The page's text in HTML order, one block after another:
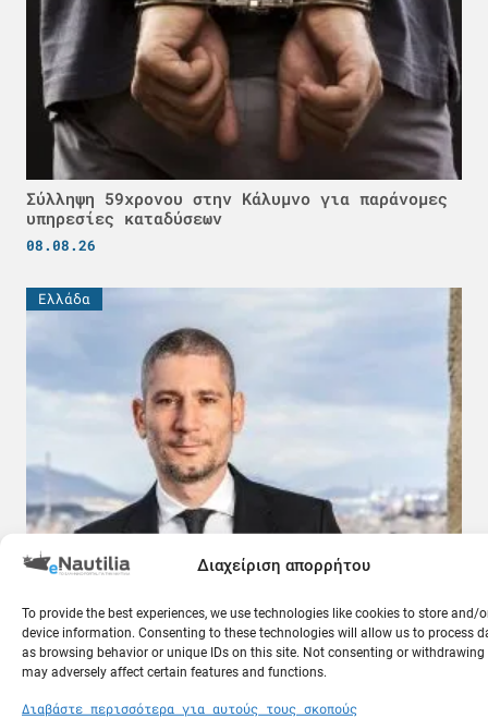
Διαχείριση απορρήτου
To provide the best experiences, we use technologies like cookies to store and/
device information. Consenting to these technologies will allow us to process
as browsing behavior or unique IDs on this site. Not consenting or withdrawing
may adversely affect certain features and functions.
Διαβάστε περισσότερα για αυτούς τους σκοπούς
Σύλληψη 59χρονου στην Κάλυμνο για παράνομες
υπηρεσίες καταδύσεων
08.08.26
Ελλάδα
Δωρεά 150.000 ευρώ από τον κοινωφελή
οργανισμό Deppy Vasileiadis στις οικογένειες
08.08.26
Ποντοπόρος